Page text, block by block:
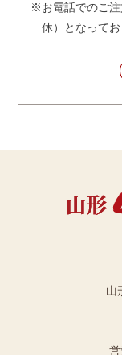
※お電話でのご
休）となって
山